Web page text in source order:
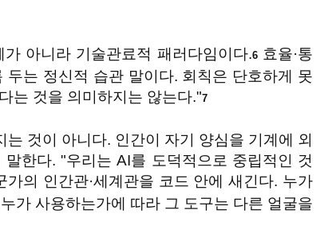
아니라 기술관료적 패러다임이다.6효율·통
는 정신적 습관 말이다. 회칙은 단호하게 못
는 것을 의미하지는 않는다."7
것이 아니다. 인간이 자기 양심을 기계에 외
한다. "우리는 AI를 도덕적으로 중립적인 것
가의 인간관·세계관을 코드 안에 새긴다. 누가
가 사용하는가에 따라 그 도구는 다른 얼굴을